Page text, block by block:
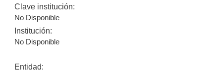
Clave institución:
No Disponible
Institución:
No Disponible
Entidad: